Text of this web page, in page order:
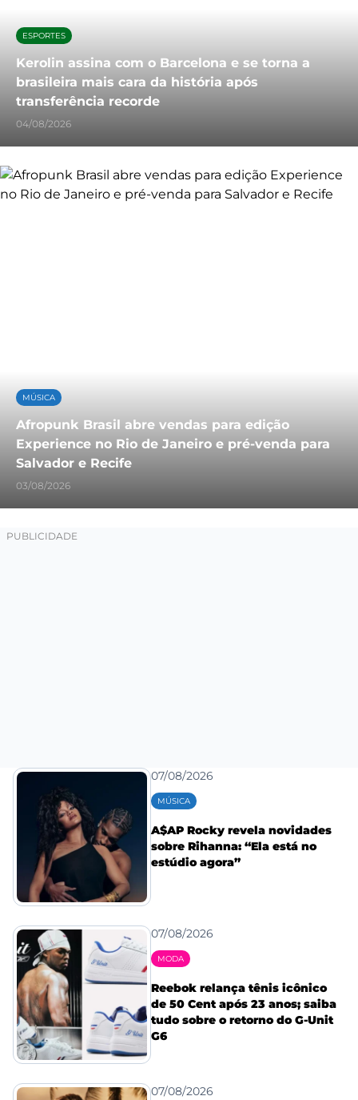
ESPORTES
Kerolin assina com o Barcelona e se torna a
brasileira mais cara da história após
transferência recorde
04/08/2026
MÚSICA
Afropunk Brasil abre vendas para edição
Experience no Rio de Janeiro e pré-venda para
Salvador e Recife
03/08/2026
07/08/2026
MÚSICA
A$AP Rocky revela novidades
sobre Rihanna: “Ela está no
estúdio agora”
07/08/2026
MODA
Reebok relança tênis icônico
de 50 Cent após 23 anos; saiba
tudo sobre o retorno do G-Unit
G6
07/08/2026